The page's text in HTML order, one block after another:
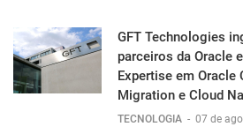
GFT Technologies
parceiros da Oracle
Expertise em Oracle
Migration e Cloud
TECNOLOGIA - 07 de